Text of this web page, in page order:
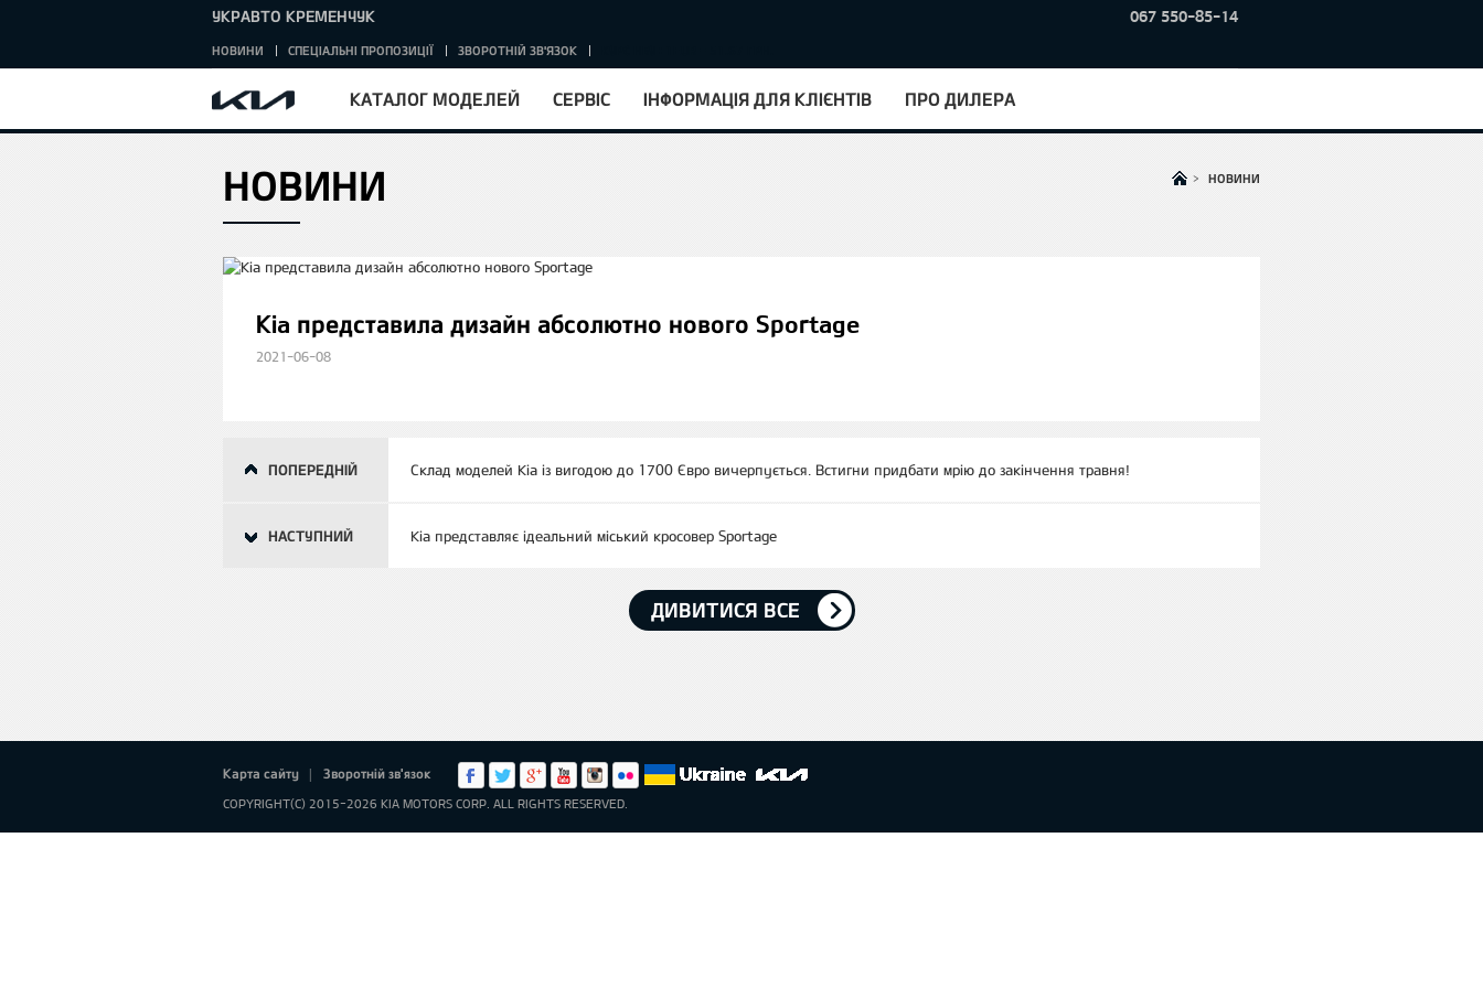
КАТАЛОГ МОДЕЛЕЙ СЕРВІС ІНФОРМАЦІЯ ДЛЯ КЛІЄНТІВ ПРО ДИЛЕРА
УКРАВТО КРЕМЕНЧУК 067 550-85-14
НОВИНИ СПЕЦІАЛЬНІ ПРОПОЗИЦІЇ ЗВОРОТНІЙ ЗВ'ЯЗОК
> НОВИНИ
НОВИНИ
Kia представила дизайн абсолютно нового Sportage
2021-06-08
ПОПЕРЕДНІЙ Склад моделей Kia із вигодою до 1700 Євро вичерпується. Встигни придбати мрію до закінчення травня!
НАСТУПНИЙ Kia представляє ідеальний міський кросовер Sportage
ДИВИТИСЯ ВСЕ
Карта сайту Зворотній зв'язок
COPYRIGHT(C) 2015-2026 KIA MOTORS CORP. ALL RIGHTS RESERVED.